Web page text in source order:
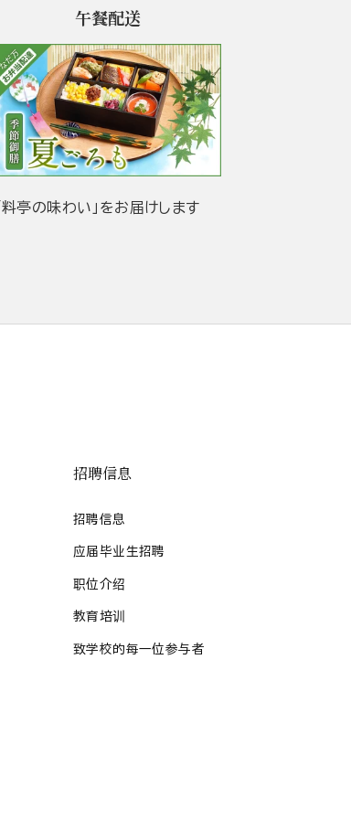
午餐配送
「料亭の味わい」をお届けします
招聘信息
招聘信息
应届毕业生招聘
职位介绍
教育培训
致学校的每一位参与者